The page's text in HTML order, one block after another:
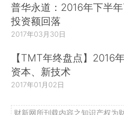
普华永道：2016年下半
投资额回落
2017年03月30日
【TMT年终盘点】2016
资本、新技术
2017年01月02日
财新网所刊载内容之知识产权为